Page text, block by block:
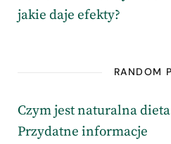
jakie daje efekty?
RANDOM
Czym jest naturalna
Przydatne informacje